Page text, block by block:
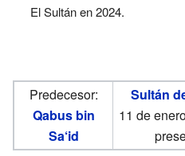
El Sultán en 2024.
Predecesor:
Qabus bin
Sa‘id
Sultán
11 de